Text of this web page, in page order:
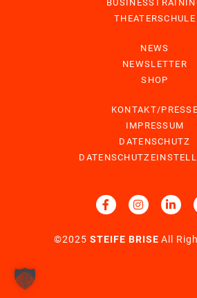
THEATERSCHULE
NEWS
NEWSLETTER
SHOP
KONTAKT/PRESSE
IMPRESSUM
DATENSCHUTZ
©2025STEIFE BRISE All